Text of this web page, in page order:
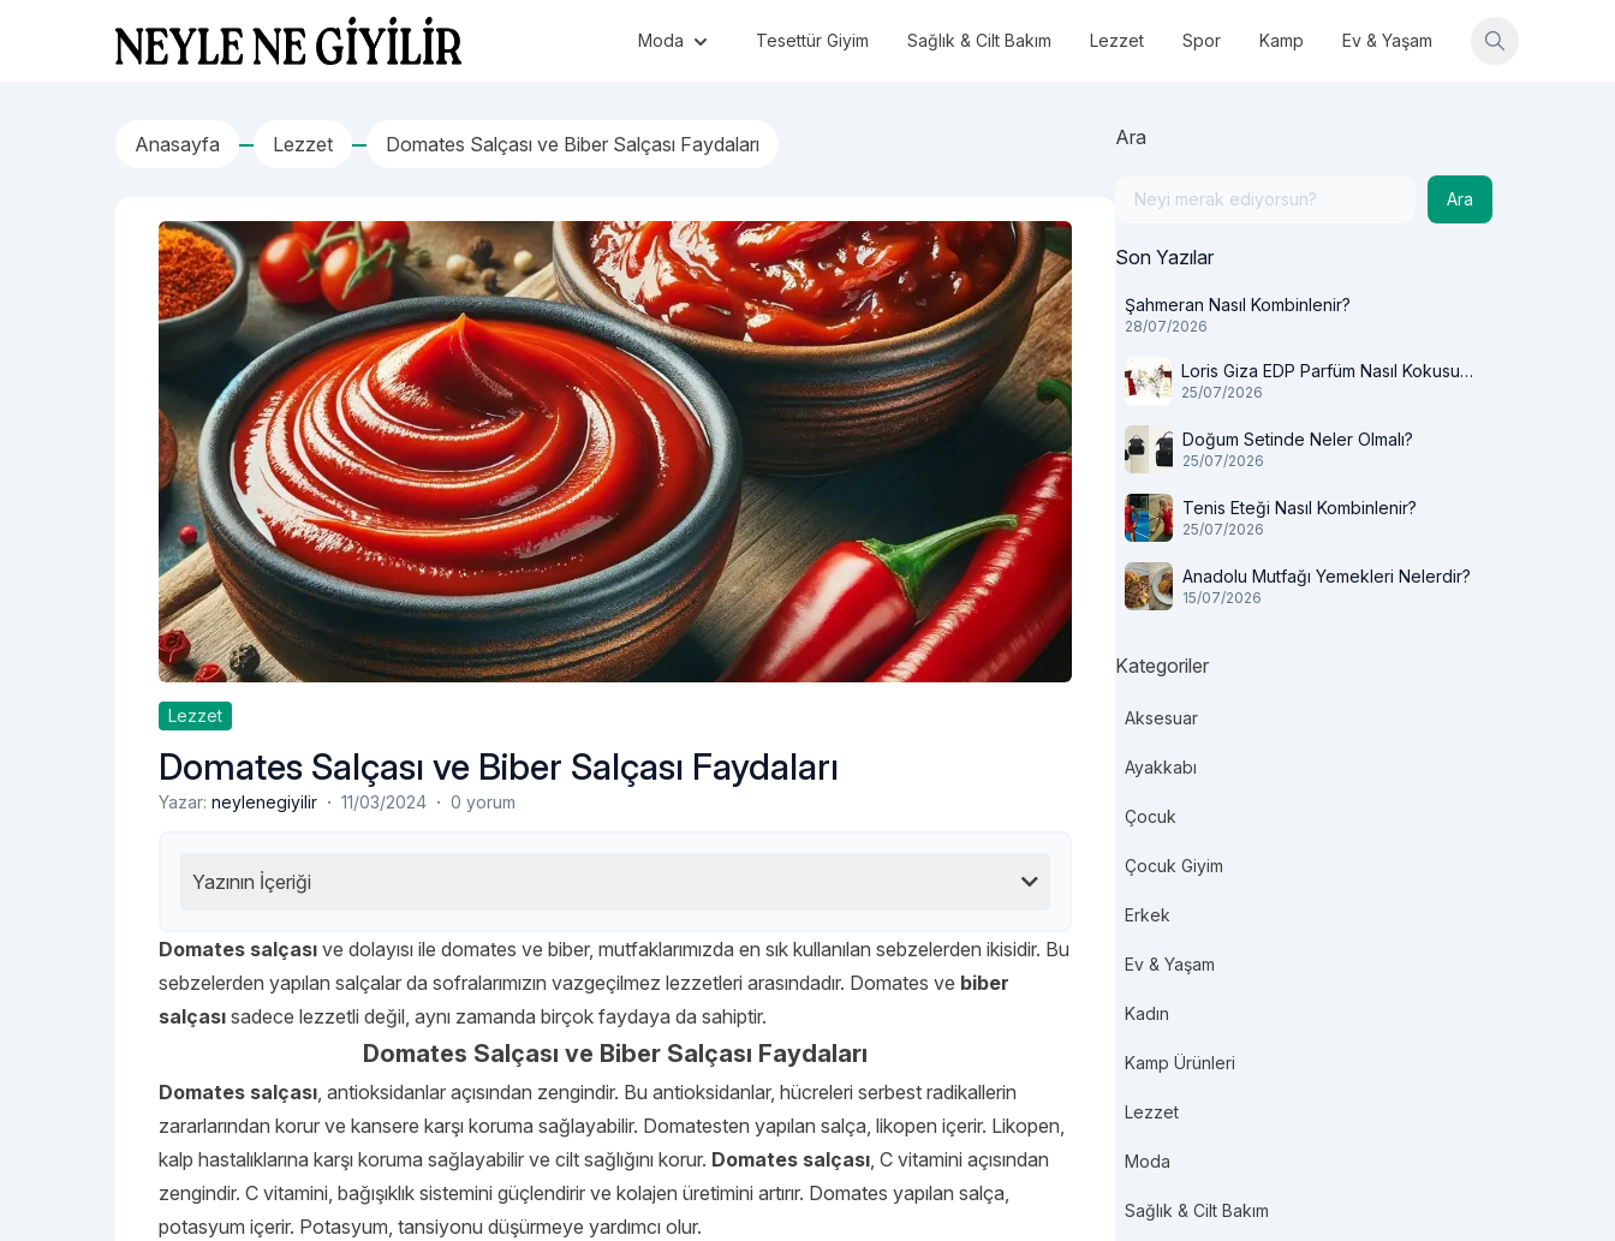
Neyle Ne Giyilir Moda Tesettür Giyim Sağlık & Cilt Bakım Lezzet Spor Kamp Ev & Yaşam
Anasayfa Lezzet Domates Salçası ve Biber Salçası Faydaları
Lezzet
Domates Salçası ve Biber Salçası Faydaları
Yazar: neylenegiyilir · 11/03/2024 · 0 yorum
Yazının İçeriği
Domates salçası ve dolayısı ile domates ve biber, mutfaklarımızda en sık kullanılan sebzelerden ikisidir. Bu
sebzelerden yapılan salçalar da sofralarımızın vazgeçilmez lezzetleri arasındadır. Domates ve biber
salçası sadece lezzetli değil, aynı zamanda birçok faydaya da sahiptir.
Domates Salçası ve Biber Salçası Faydaları
Domates salçası, antioksidanlar açısından zengindir. Bu antioksidanlar, hücreleri serbest radikallerin
zararlarından korur ve kansere karşı koruma sağlayabilir. Domatesten yapılan salça, likopen içerir. Likopen,
kalp hastalıklarına karşı koruma sağlayabilir ve cilt sağlığını korur. Domates salçası, C vitamini açısından
zengindir. C vitamini, bağışıklık sistemini güçlendirir ve kolajen üretimini artırır. Domates yapılan salça,
potasyum içerir. Potasyum, tansiyonu düşürmeye yardımcı olur.
Ara
Ara
Son Yazılar
Şahmeran Nasıl Kombinlenir?
28/07/2026
Loris Giza EDP Parfüm Nasıl Kokusu
Var?
25/07/2026
Doğum Setinde Neler Olmalı?
25/07/2026
Tenis Eteği Nasıl Kombinlenir?
25/07/2026
Anadolu Mutfağı Yemekleri Nelerdir?
15/07/2026
Kategoriler
Aksesuar
Ayakkabı
Çocuk
Çocuk Giyim
Erkek
Ev & Yaşam
Kadın
Kamp Ürünleri
Lezzet
Moda
Sağlık & Cilt Bakım